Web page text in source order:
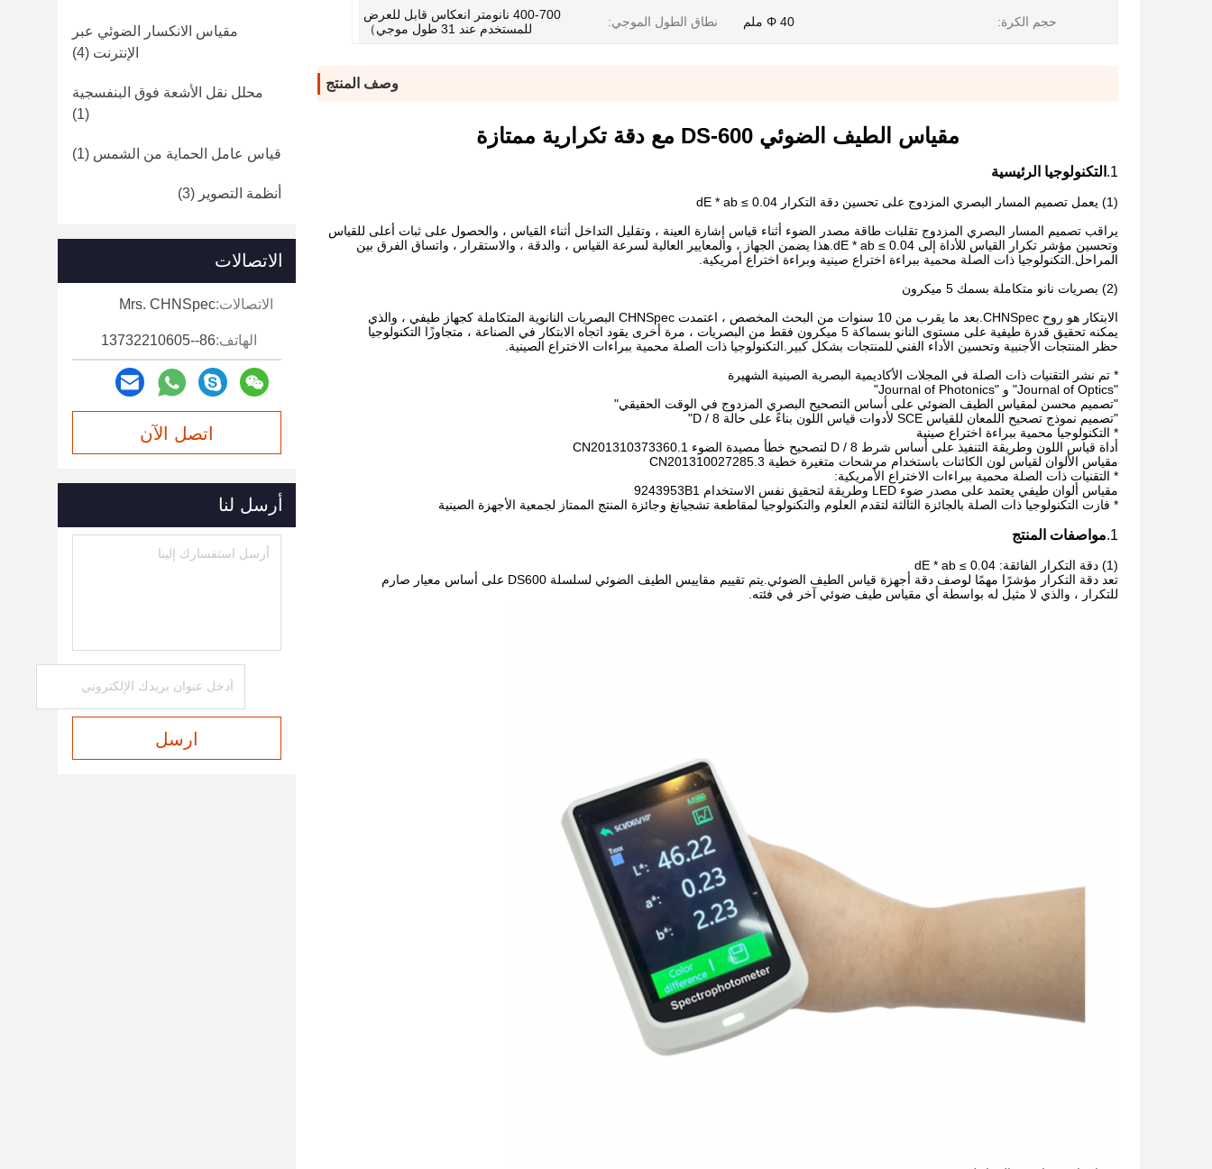
حجم الكرة: Φ 40 ملم نطاق الطول الموجي:
400-700 نانومتر انعكاس قابل للعرض
للمستخدم عند 31 طول موجي）
وصف المنتج
مقياس الطيف الضوئي DS-600 مع دقة تكرارية ممتازة
1. التكنولوجيا الرئيسية
(1) يعمل تصميم المسار البصري المزدوج على تحسين دقة التكرار dE * ab ≤ 0.04
يراقب تصميم المسار البصري المزدوج تقلبات طاقة مصدر الضوء أثناء قياس إشارة العينة ، وتقليل التداخل أثناء القياس ، والحصول على ثبات أعلى للقياس
وتحسين مؤشر تكرار القياس للأداة إلى dE * ab ≤ 0.04.هذا يضمن الجهاز ، والمعايير العالية لسرعة القياس ، والدقة ، والاستقرار ، واتساق الفرق بين
المراحل.التكنولوجيا ذات الصلة محمية ببراءة اختراع صينية وبراءة اختراع أمريكية.
(2) بصريات نانو متكاملة بسمك 5 ميكرون
الابتكار هو روح CHNSpec.بعد ما يقرب من 10 سنوات من البحث المخصص ، اعتمدت CHNSpec البصريات النانوية المتكاملة كجهاز طيفي ، والذي
يمكنه تحقيق قدرة طيفية على مستوى النانو بسماكة 5 ميكرون فقط من البصريات ، مرة أخرى يقود اتجاه الابتكار في الصناعة ، متجاوزًا التكنولوجيا
حظر المنتجات الأجنبية وتحسين الأداء الفني للمنتجات بشكل كبير.التكنولوجيا ذات الصلة محمية ببراءات الاختراع الصينية.
* تم نشر التقنيات ذات الصلة في المجلات الأكاديمية البصرية الصينية الشهيرة
"Journal of Optics" و "Journal of Photonics"
"تصميم محسن لمقياس الطيف الضوئي على أساس التصحيح البصري المزدوج في الوقت الحقيقي"
"تصميم نموذج تصحيح اللمعان للقياس SCE لأدوات قياس اللون بناءً على حالة D / 8"
* التكنولوجيا محمية ببراءة اختراع صينية
أداة قياس اللون وطريقة التنفيذ على أساس شرط D / 8 لتصحيح خطأ مصيدة الضوء CN201310373360.1
مقياس الألوان لقياس لون الكائنات باستخدام مرشحات متغيرة خطية CN201310027285.3
* التقنيات ذات الصلة محمية ببراءات الاختراع الأمريكية:
مقياس ألوان طيفي يعتمد على مصدر ضوء LED وطريقة لتحقيق نفس الاستخدام 9243953B1
* فازت التكنولوجيا ذات الصلة بالجائزة الثالثة لتقدم العلوم والتكنولوجيا لمقاطعة تشجيانغ وجائزة المنتج الممتاز لجمعية الأجهزة الصينية
1. مواصفات المنتج
(1) دقة التكرار الفائقة: dE * ab ≤ 0.04
تعد دقة التكرار مؤشرًا مهمًا لوصف دقة أجهزة قياس الطيف الضوئي.يتم تقييم مقاييس الطيف الضوئي لسلسلة DS600 على أساس معيار صارم
للتكرار ، والذي لا مثيل له بواسطة أي مقياس طيف ضوئي آخر في فئته.
مقياس الانكسار الضوئي عبر
الإنترنت (4)
محلل نقل الأشعة فوق البنفسجية
(1)
قياس عامل الحماية من الشمس (1)
أنظمة التصوير (3)
الاتصالات
الاتصالات:Mrs. CHNSpec
الهاتف:86--13732210605
اتصل الآن
أرسل لنا
ارسل